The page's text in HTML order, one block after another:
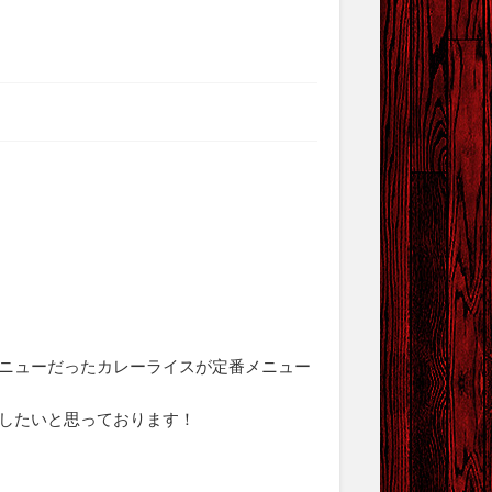
ューだったカレーライスが定番メニュー
たいと思っております！